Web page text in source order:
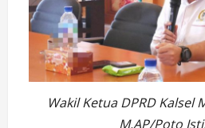
Wakil Ketua DPRD Kalsel
M.AP/Poto